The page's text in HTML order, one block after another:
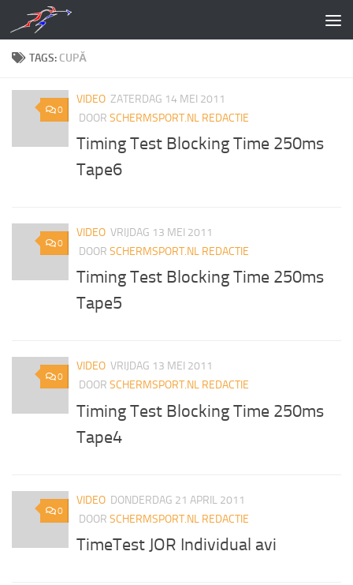
Doorgaan naar inhoud
TAGS: CUPĂ
0
VIDEO ZATERDAG 14 MEI 2011
DOOR SCHERMSPORT.NL REDACTIE
Timing Test Blocking Time 250ms
Tape6
0
VIDEO VRIJDAG 13 MEI 2011
DOOR SCHERMSPORT.NL REDACTIE
Timing Test Blocking Time 250ms
Tape5
0
VIDEO VRIJDAG 13 MEI 2011
DOOR SCHERMSPORT.NL REDACTIE
Timing Test Blocking Time 250ms
Tape4
0
VIDEO DONDERDAG 21 APRIL 2011
DOOR SCHERMSPORT.NL REDACTIE
TimeTest JOR Individual avi